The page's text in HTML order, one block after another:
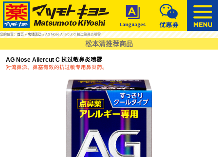
您的位置：首页»店铺活动» AG Nose Allercut C 抗过敏鼻炎喷雾
松本清推荐商品
AG Nose Allercut C 抗过敏鼻炎喷雾
对流鼻涕、鼻塞有效的抗过敏专用鼻炎药。